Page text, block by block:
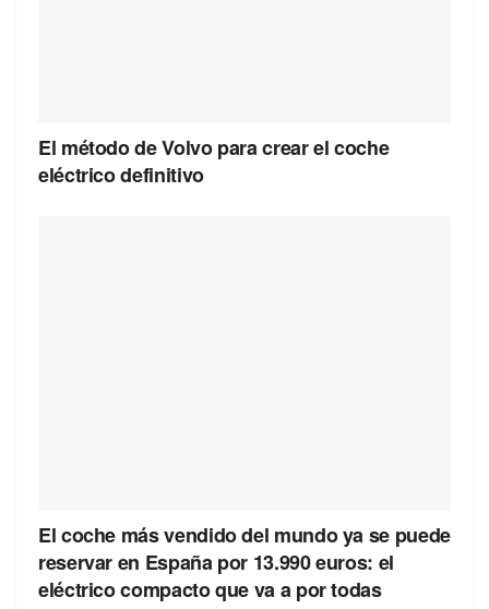
El método de Volvo para crear el coche
eléctrico definitivo
El coche más vendido del mundo ya se puede
reservar en España por 13.990 euros: el
eléctrico compacto que va a por todas